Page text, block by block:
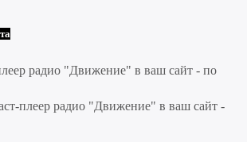
радио "Движение" в ваш сайт - по
плеер радио "Движение" в ваш сайт -